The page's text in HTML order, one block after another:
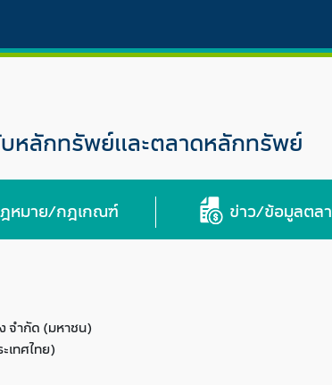
หลักทรัพย์และตลาดหลักทรัพย์
หมาย/กฎเกณฑ์ ข่าว/ข้อมูลตล
จำกัด (มหาชน)
เทศไทย)